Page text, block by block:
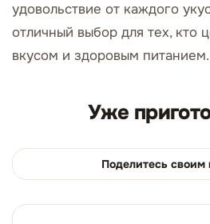
удовольствие от каждого
отличный выбор для тех, кто
вкусом и здоровым питанием.
Уже
Поделитесь своим